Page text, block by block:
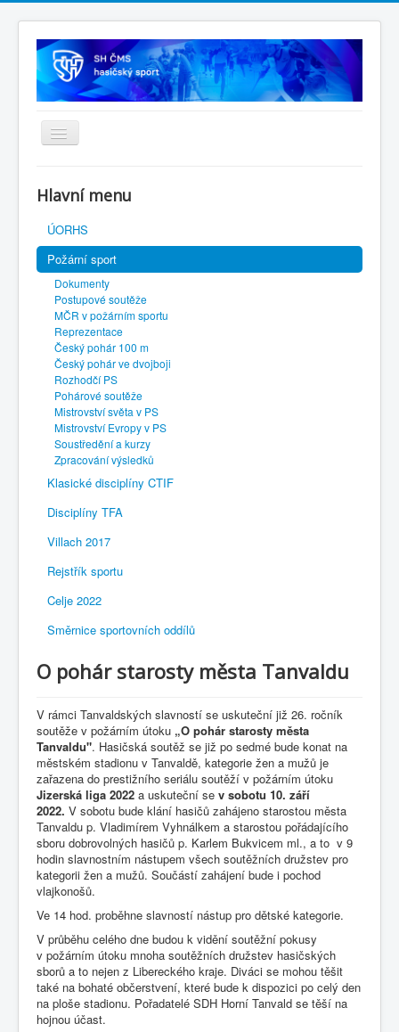
SH ČMS
Hlavní menu
ÚORHS
Požární sport
Dokumenty
Postupové soutěže
MČR v požárním sportu
Reprezentace
Český pohár 100 m
Český pohár ve dvojboji
Rozhodčí PS
Pohárové soutěže
Mistrovství světa v PS
Mistrovství Evropy v PS
Soustředění a kurzy
Zpracování výsledků
Klasické disciplíny CTIF
Disciplíny TFA
Villach 2017
Rejstřík sportu
Celje 2022
Směrnice sportovních oddílů
O pohár starosty města Tanvaldu
V rámci Tanvaldských slavností se uskuteční již 26. ročník
soutěže v požárním útoku „O pohár starosty města
Tanvaldu". Hasičská soutěž se již po sedmé bude konat na
městském stadionu v Tanvaldě, kategorie žen a mužů je
zařazena do prestižního seriálu soutěží v požárním útoku
Jizerská liga 2022 a uskuteční se v sobotu 10. září
2022. V sobotu bude klání hasičů zahájeno starostou města
Tanvaldu p. Vladimírem Vyhnálkem a starostou pořádajícího
sboru dobrovolných hasičů p. Karlem Bukvicem ml., a to v 9
hodin slavnostním nástupem všech soutěžních družstev pro
kategorii žen a mužů. Součástí zahájení bude i pochod
vlajkonošů.
Ve 14 hod. proběhne slavností nástup pro dětské kategorie.
V průběhu celého dne budou k vidění soutěžní pokusy
v požárním útoku mnoha soutěžních družstev hasičských
sborů a to nejen z Libereckého kraje. Diváci se mohou těšit
také na bohaté občerstvení, které bude k dispozici po celý den
na ploše stadionu. Pořadatelé SDH Horní Tanvald se těší na
hojnou účast.